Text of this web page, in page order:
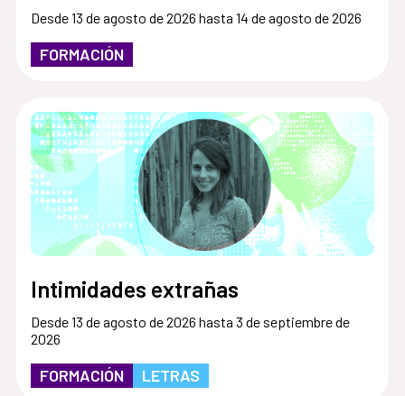
Desde 13 de agosto de 2026 hasta 14 de agosto de 2026
FORMACIÓN
Intimidades extrañas
Desde 13 de agosto de 2026 hasta 3 de septiembre de
2026
FORMACIÓN LETRAS